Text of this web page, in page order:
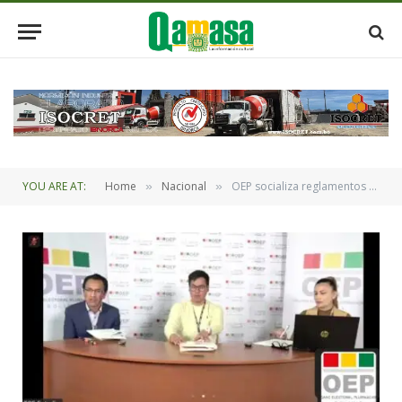
YOU ARE AT: Home » Nacional » OEP socializa reglamentos electorales con medios digitales